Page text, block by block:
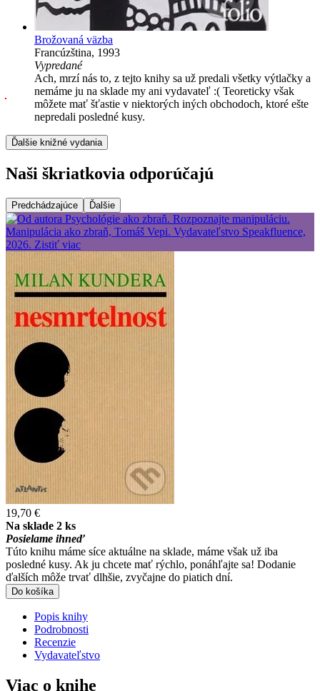
Brožovaná väzba
Francúzština, 1993
Vypredané
Ach, mrzí nás to, z tejto knihy sa už predali všetky výtlačky a
nemáme ju na sklade my ani vydavateľ :( Teoreticky však
môžete mať šťastie v niektorých iných obchodoch, ktoré ešte
nepredali posledné kusy.
Ďalšie knižné vydania
Naši škriatkovia odporúčajú
Predchádzajúce Ďalšie
19,70 €
Na sklade 2 ks
Posielame ihneď
Túto knihu máme síce aktuálne na sklade, máme však už iba
posledné kusy. Ak ju chcete mať rýchlo, ponáhľajte sa! Dodanie
ďalších môže trvať dlhšie, zvyčajne do piatich dní.
Do košíka
Popis knihy
Podrobnosti
Recenzie
Vydavateľstvo
Viac o knihe